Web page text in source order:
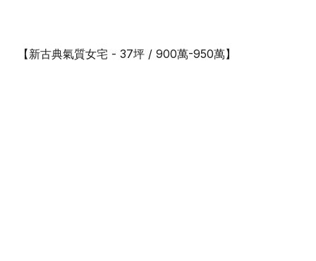
【新古典氣質女宅 - 37坪 / 900萬-950萬】